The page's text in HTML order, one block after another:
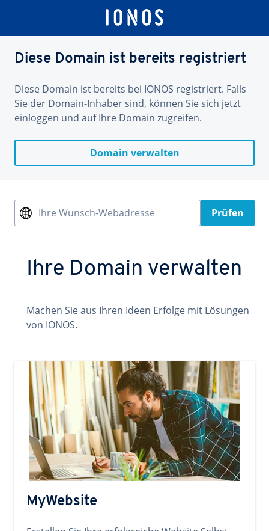
Diese Domain ist bereits registriert
Diese Domain ist bereits bei IONOS registriert. Falls
Sie der Domain-Inhaber sind, können Sie sich jetzt
einloggen und auf Ihre Domain zugreifen.
Domain verwalten
Ihre Wunsch-Webadresse Prüfen
Ihre Domain verwalten
Machen Sie aus Ihren Ideen Erfolge mit Lösungen
von IONOS.
MyWebsite